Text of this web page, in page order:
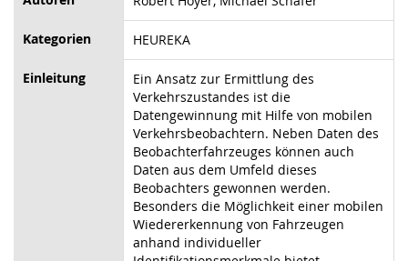
Kategorien HEUREKA
Einleitung
Ein Ansatz zur Ermittlung des
Verkehrszustandes ist die
Datengewinnung mit Hilfe von mobilen
Verkehrsbeobachtern. Neben Daten des
Beobachterfahrzeuges können auch
Daten aus dem Umfeld dieses
Beobachters gewonnen werden.
Besonders die Möglichkeit einer mobilen
Wiedererkennung von Fahrzeugen
anhand individueller